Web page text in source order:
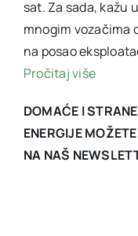
sat. Za sada, kažu
mnogim vozačima
na posao
Pročitaj više
DOMAĆE I
ENERGIJE
NA NAŠ